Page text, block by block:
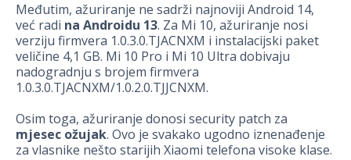
Međutim, ažuriranje ne sadrži najnoviji Android 14,
već radi na Androidu 13. Za Mi 10, ažuriranje nosi
verziju firmvera 1.0.3.0.TJACNXM i instalacijski paket
veličine 4,1 GB. Mi 10 Pro i Mi 10 Ultra dobivaju
nadogradnju s brojem firmvera
1.0.3.0.TJACNXM/1.0.2.0.TJJCNXM.
Osim toga, ažuriranje donosi security patch za
mjesec ožujak. Ovo je svakako ugodno iznenađenje
za vlasnike nešto starijih Xiaomi telefona visoke klase.